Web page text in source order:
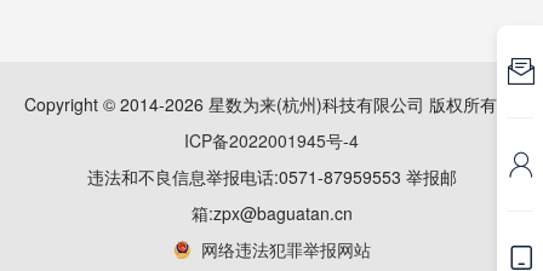
Copyright © 2014-2026 星数为来(杭州)科技有限公司 版权所有
ICP备2022001945号-4
违法和不良信息举报电话:0571-87959553 举报邮
箱:zpx@baguatan.cn
网络违法犯罪举报网站


